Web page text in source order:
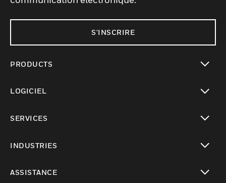
S'INSCRIRE
PRODUCTS
LOGICIEL
SERVICES
INDUSTRIES
ASSISTANCE